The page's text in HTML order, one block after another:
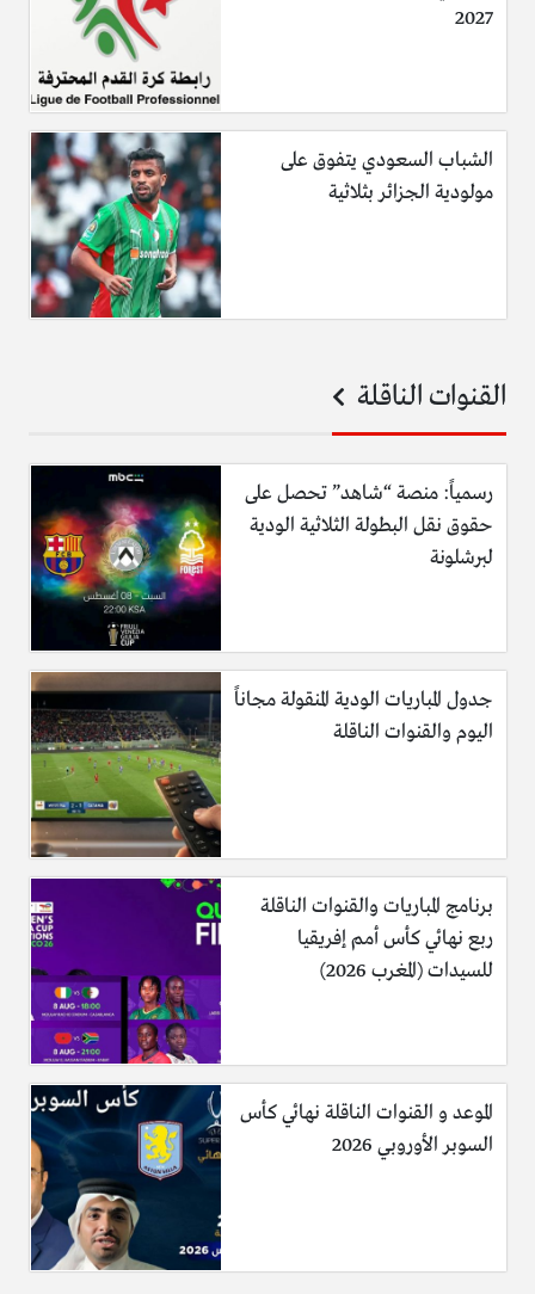
2027
الشباب السعودي يتفوق على
مولودية الجزائر بثلاثية
القنوات الناقلة
رسمياً: منصة “شاهد” تحصل على
حقوق نقل البطولة الثلاثية الودية
لبرشلونة
جدول المباريات الودية المنقولة مجاناً
اليوم والقنوات الناقلة
برنامج المباريات والقنوات الناقلة
ربع نهائي كأس أمم إفريقيا
للسيدات (المغرب 2026)
الموعد و القنوات الناقلة نهائي كأس
السوبر الأوروبي 2026